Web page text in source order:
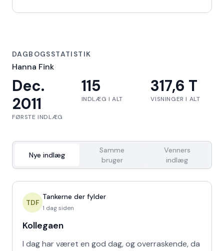
DAGBOGSSTATISTIK
Hanna Fink
Dec.
2011
FØRSTE INDLÆG
115
INDLÆG I ALT
317,6 T
VISNINGER I ALT
Nye indlæg
Samme
bruger
Venners
indlæg
TDF
Tankerne der fylder
1 dag siden
Kollegaen
I dag har været en god dag, og overraskende, da